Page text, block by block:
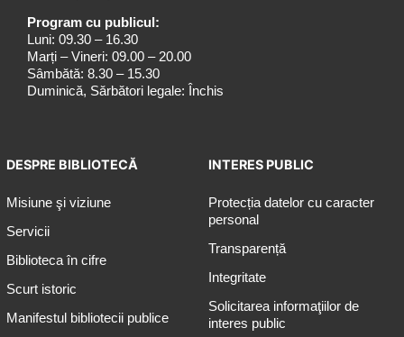
Program cu publicul:
Luni: 09.30 – 16.30
Marți – Vineri: 09.00 – 20.00
Sâmbătă: 8.30 – 15.30
Duminică, Sărbători legale: Închis
DESPRE BIBLIOTECĂ
Misiune şi viziune
Servicii
Biblioteca în cifre
Scurt istoric
Manifestul bibliotecii publice
INTERES PUBLIC
Protecția datelor cu caracter
personal
Transparență
Integritate
Solicitarea informaţiilor de
interes public